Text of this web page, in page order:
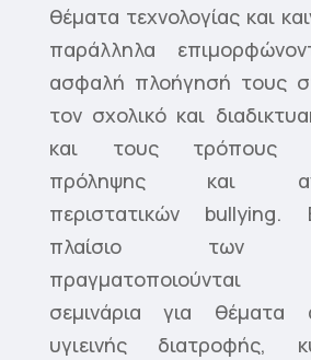
θέματα τεχνολογίας και
παράλληλα
ασφαλή πλοήγησή τους
τον σχολικό και
και τους τρόπους
πρόληψης και
περιστατικών bullying.
πλαίσιο των
πραγματοποιούνται
σεμινάρια για θέματα
υγιεινής διατροφής,